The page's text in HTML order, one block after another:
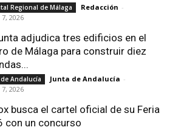
Regional de Málaga Redacción -
2026
adjudica tres edificios en el
de Málaga para construir diez
Andalucía Junta de Andalucía -
2026
busca el cartel oficial de su Feria
con un concurso